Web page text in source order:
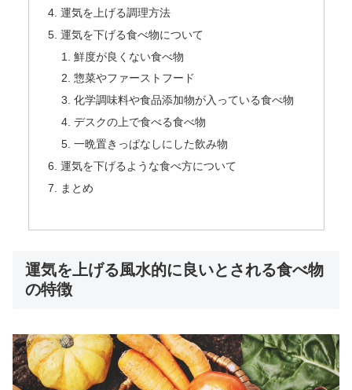
運気を上げる調理方法
運気を下げる食べ物について
鮮度が良くない食べ物
惣菜やファーストフード
化学調味料や食品添加物が入っている食べ物
デスクの上で食べる食べ物
一晩置きっぱなしにした飲み物
運気を下げるような食べ方について
まとめ
運気を上げる風水的に良いとされる食べ物
の特徴